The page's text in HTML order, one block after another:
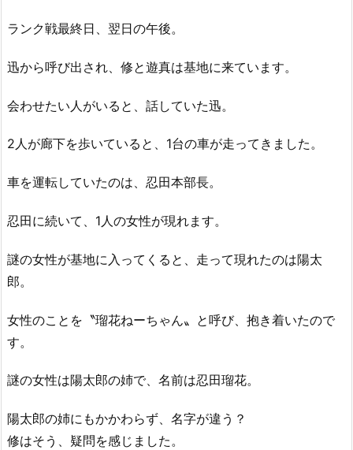
ランク戦最終日、翌日の午後。
迅から呼び出され、修と遊真は基地に来ています。
会わせたい人がいると、話していた迅。
2人が廊下を歩いていると、1台の車が走ってきました。
車を運転していたのは、忍田本部長。
忍田に続いて、1人の女性が現れます。
謎の女性が基地に入ってくると、走って現れたのは陽太
郎。
女性のことを〝瑠花ねーちゃん〟と呼び、抱き着いたので
す。
謎の女性は陽太郎の姉で、名前は忍田瑠花。
陽太郎の姉にもかかわらず、名字が違う？
修はそう、疑問を感じました。